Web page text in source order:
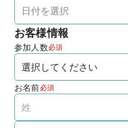
お客様情報
参加人数必須
お名前必須